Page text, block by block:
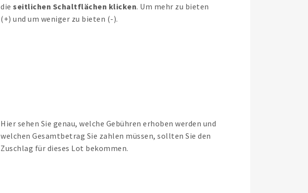
die seitlichen Schaltflächen klicken. Um mehr zu bieten
(+) und um weniger zu bieten (-).
Hier sehen Sie genau, welche Gebühren erhoben werden und
welchen Gesamtbetrag Sie zahlen müssen, sollten Sie den
Zuschlag für dieses Lot bekommen.